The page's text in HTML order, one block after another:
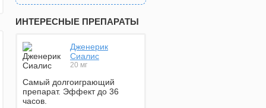
ИНТЕРЕСНЫЕ ПРЕПАРАТЫ
Дженерик
Сиалис
20 мг
Самый долгоиграющий
препарат. Эффект до 36
часов.